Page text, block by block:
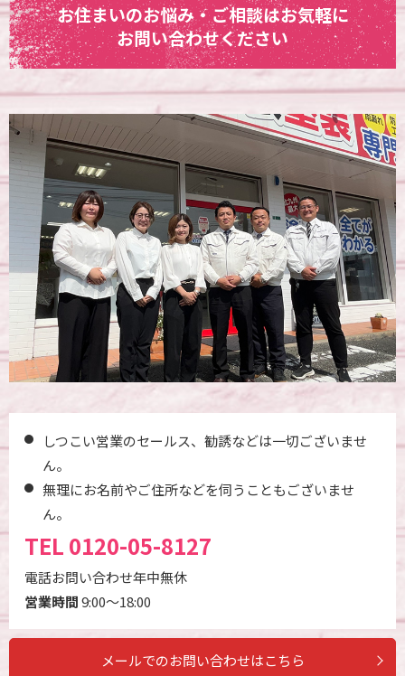
お住まいのお悩み・ご相談はお気軽に
お問い合わせください
しつこい営業のセールス、勧誘などは一切ございませ
ん。
無理にお名前やご住所などを伺うこともございませ
ん。
TEL 0120-05-8127
電話お問い合わせ年中無休
営業時間9:00～18:00
メールでのお問い合わせはこちら